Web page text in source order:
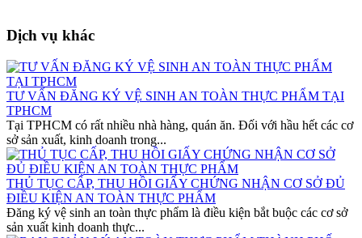
Dịch vụ khác
TƯ VẤN ĐĂNG KÝ VỆ SINH AN TOÀN THỰC PHẨM TẠI
TPHCM
Tại TPHCM có rất nhiều nhà hàng, quán ăn. Đối với hầu hết các cơ
sở sản xuất, kinh doanh trong...
THỦ TỤC CẤP, THU HỒI GIẤY CHỨNG NHẬN CƠ SỞ ĐỦ
ĐIỀU KIỆN AN TOÀN THỰC PHẨM
Đăng ký vệ sinh an toàn thực phẩm là điều kiện bắt buộc các cơ sở
sản xuất kinh doanh thực...